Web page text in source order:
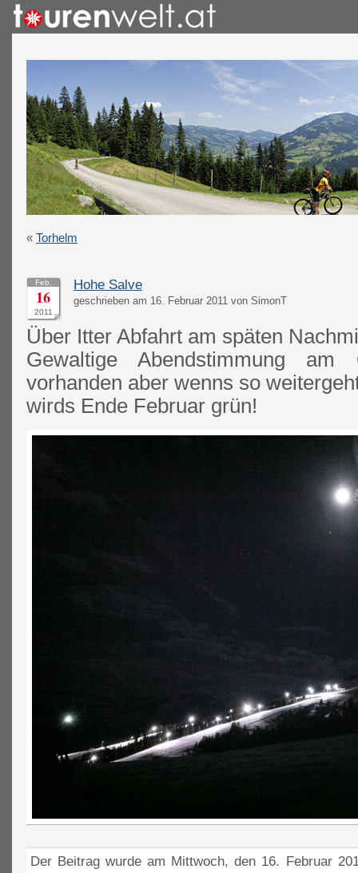
« Torhelm
Feb.
16
2011
Hohe Salve
geschrieben am 16. Februar 2011 von SimonT
Über Itter Abfahrt am späten
Gewaltige Abendstimmung
vorhanden aber wenns so
wirds Ende Februar grün!
Der Beitrag wurde am Mittwoch, den 16. Februar